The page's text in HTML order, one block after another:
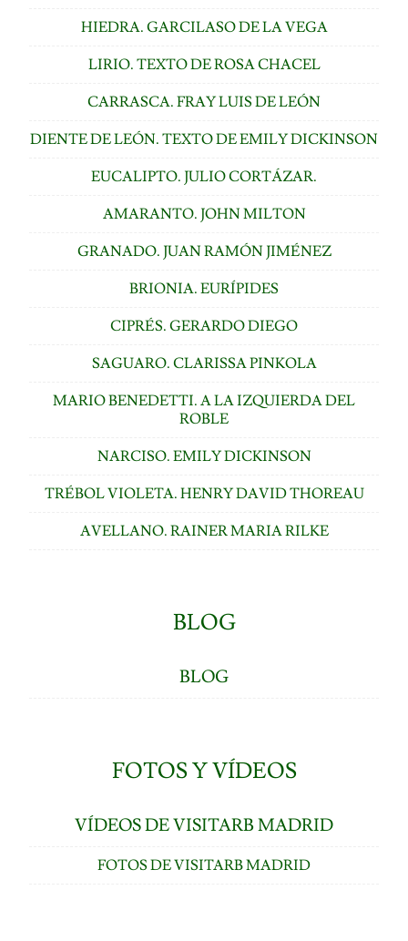
HIEDRA. GARCILASO DE LA VEGA
LIRIO. TEXTO DE ROSA CHACEL
CARRASCA. FRAY LUIS DE LEÓN
DIENTE DE LEÓN. TEXTO DE EMILY DICKINSON
EUCALIPTO. JULIO CORTÁZAR.
AMARANTO. JOHN MILTON
GRANADO. JUAN RAMÓN JIMÉNEZ
BRIONIA. EURÍPIDES
CIPRÉS. GERARDO DIEGO
SAGUARO. CLARISSA PINKOLA
MARIO BENEDETTI. A LA IZQUIERDA DEL
ROBLE
NARCISO. EMILY DICKINSON
TRÉBOL VIOLETA. HENRY DAVID THOREAU
AVELLANO. RAINER MARIA RILKE
BLOG
BLOG
FOTOS Y VÍDEOS
VÍDEOS DE VISITARB MADRID
FOTOS DE VISITARB MADRID